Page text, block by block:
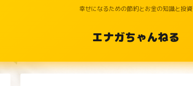
幸せになるための節約とお金の知識と投資
エナガちゃんねる